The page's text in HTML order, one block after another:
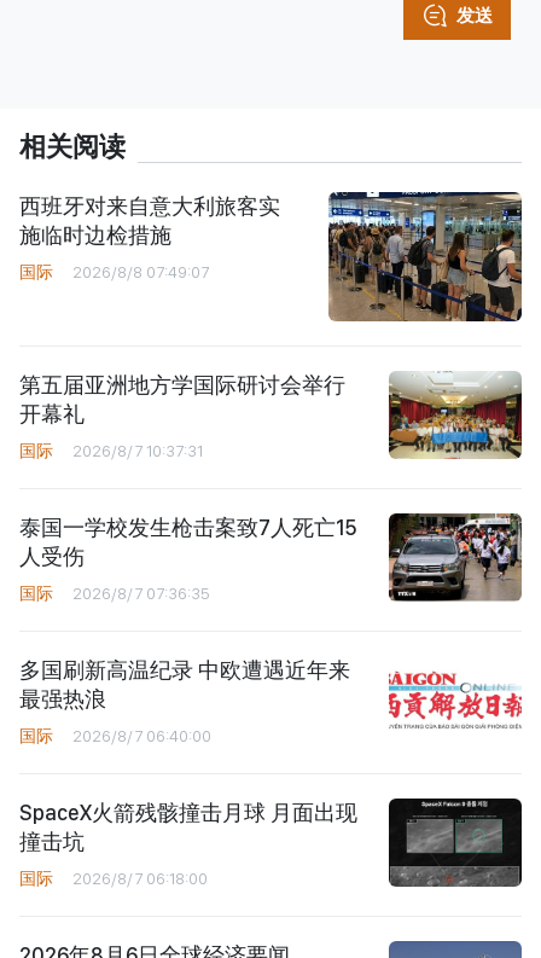
发送
相关阅读
西班牙对来自意大利旅客实
施临时边检措施
国际 2026/8/8 07:49:07
第五届亚洲地方学国际研讨会举行
开幕礼
国际 2026/8/7 10:37:31
泰国一学校发生枪击案致7人死亡15
人受伤
国际 2026/8/7 07:36:35
多国刷新高温纪录 中欧遭遇近年来
最强热浪
国际 2026/8/7 06:40:00
SpaceX火箭残骸撞击月球 月面出现
撞击坑
国际 2026/8/7 06:18:00